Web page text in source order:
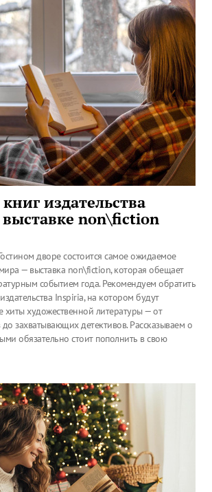
издательства
non\fiction
дворе состоится самое ожидаемое
— выставка non\fiction, которая обещает
событием года. Рекомендуем обратить
Inspiria, на котором будут
хиты художественной литературы — от
захватывающих детективов. Рассказываем о
обязательно стоит пополнить в свою